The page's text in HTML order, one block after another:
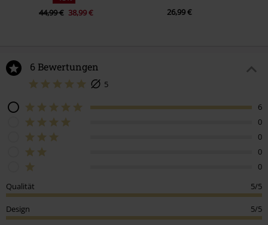
44,99 € 38,99 € 26,99 €
6 Bewertungen
5
6
0
0
0
0
Qualität
5/5
Design 5/5